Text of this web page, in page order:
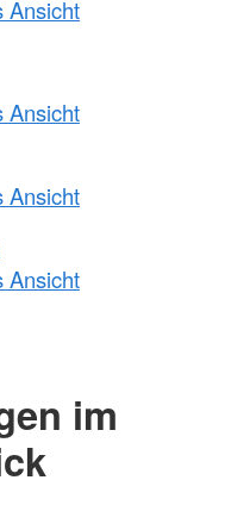
Ansicht
Ansicht
Ansicht
Ansicht
im